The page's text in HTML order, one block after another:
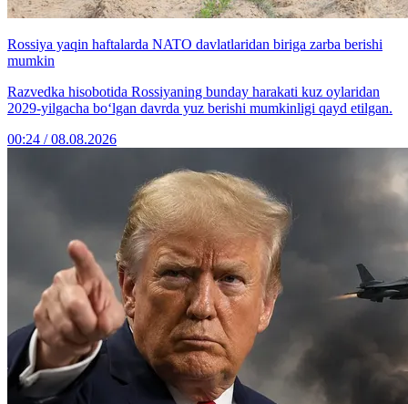
Rossiya yaqin haftalarda NATO davlatlaridan biriga zarba berishi
mumkin
Razvedka hisobotida Rossiyaning bunday harakati kuz oylaridan
2029-yilgacha bo‘lgan davrda yuz berishi mumkinligi qayd etilgan.
00:24 / 08.08.2026